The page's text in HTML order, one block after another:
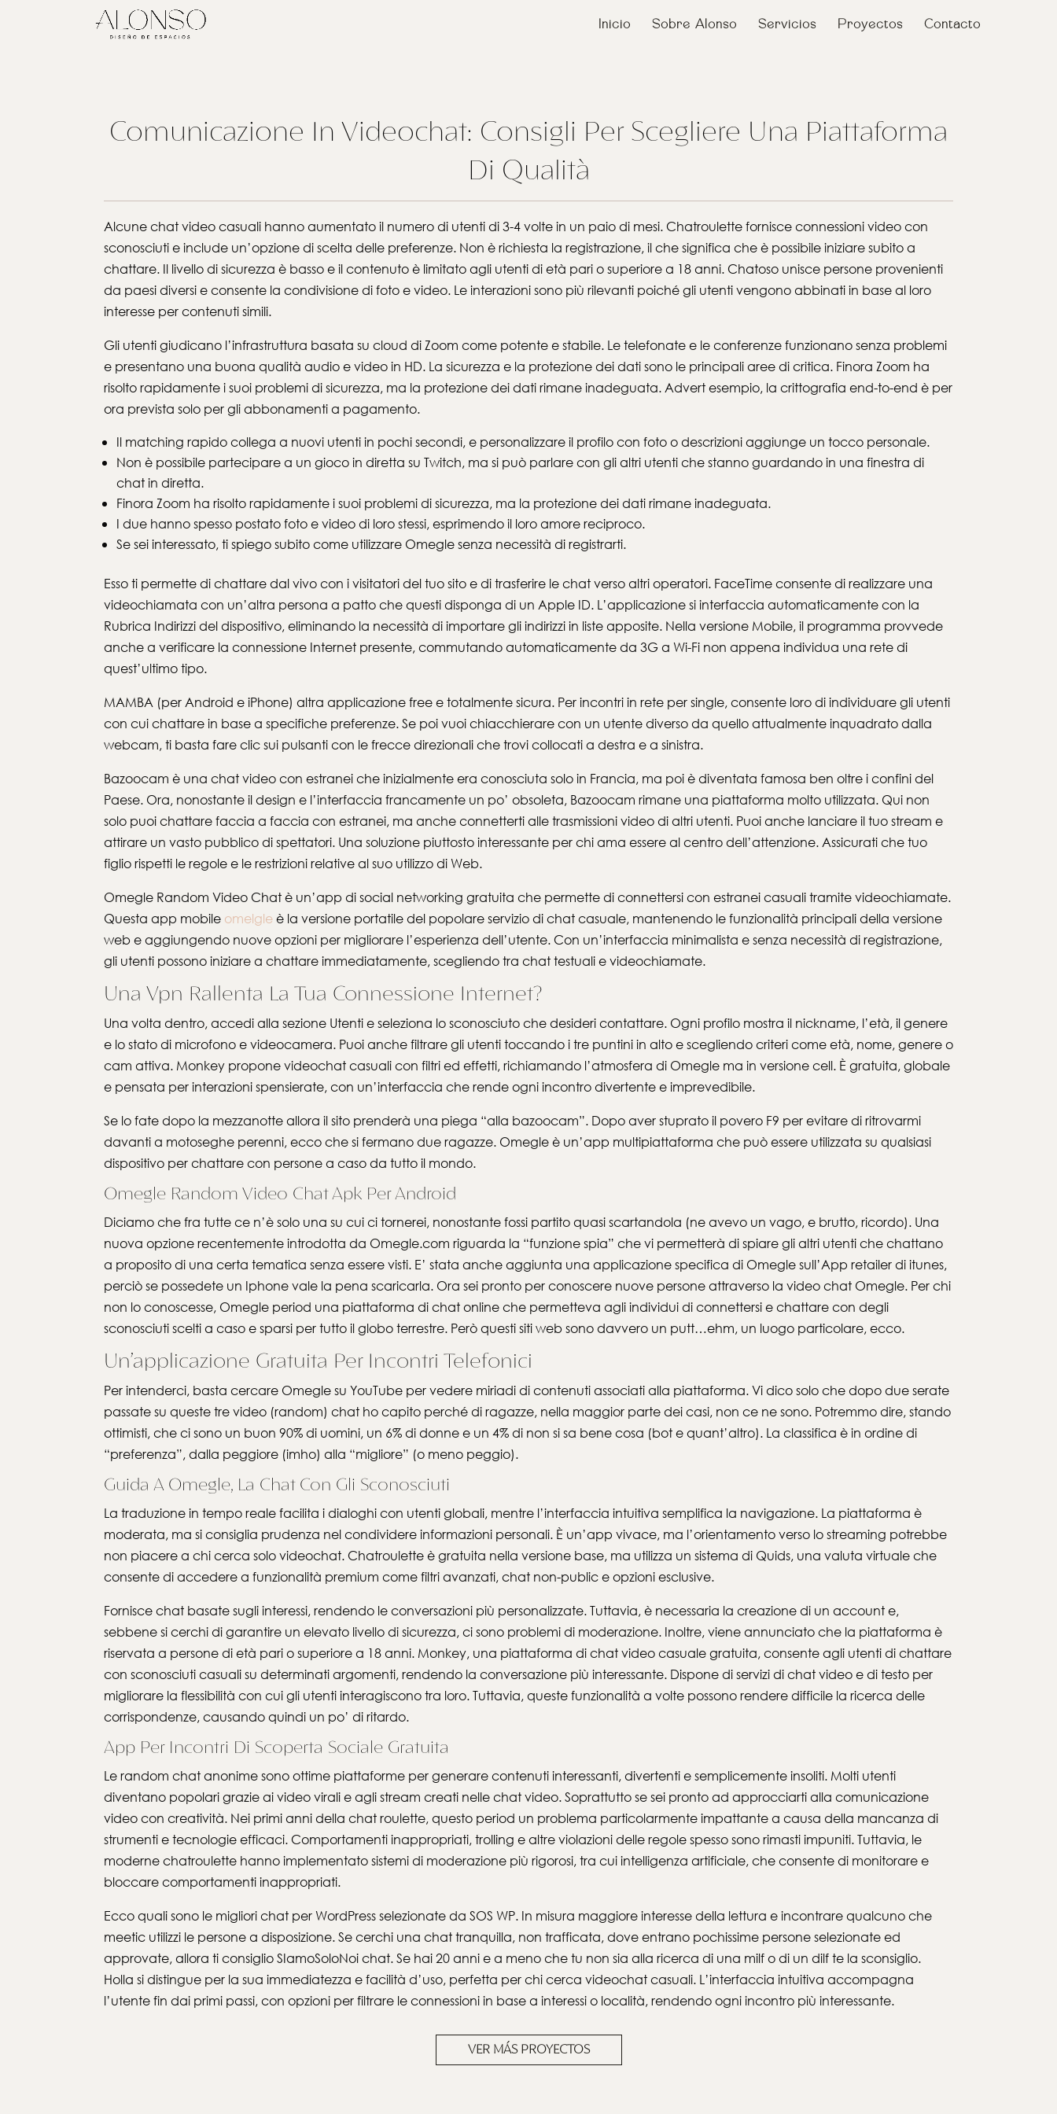
Inicio Sobre Alonso Servicios Proyectos Contacto
Comunicazione In Videochat: Consigli Per Scegliere Una Piattaforma
Di Qualità
Alcune chat video casuali hanno aumentato il numero di utenti di 3-4 volte in un paio di mesi. Chatroulette fornisce connessioni video con
sconosciuti e include un’opzione di scelta delle preferenze. Non è richiesta la registrazione, il che significa che è possibile iniziare subito a
chattare. Il livello di sicurezza è basso e il contenuto è limitato agli utenti di età pari o superiore a 18 anni. Chatoso unisce persone provenienti
da paesi diversi e consente la condivisione di foto e video. Le interazioni sono più rilevanti poiché gli utenti vengono abbinati in base al loro
interesse per contenuti simili.
Gli utenti giudicano l’infrastruttura basata su cloud di Zoom come potente e stabile. Le telefonate e le conferenze funzionano senza problemi
e presentano una buona qualità audio e video in HD. La sicurezza e la protezione dei dati sono le principali aree di critica. Finora Zoom ha
risolto rapidamente i suoi problemi di sicurezza, ma la protezione dei dati rimane inadeguata. Advert esempio, la crittografia end-to-end è per
ora prevista solo per gli abbonamenti a pagamento.
Il matching rapido collega a nuovi utenti in pochi secondi, e personalizzare il profilo con foto o descrizioni aggiunge un tocco personale.
Non è possibile partecipare a un gioco in diretta su Twitch, ma si può parlare con gli altri utenti che stanno guardando in una finestra di
chat in diretta.
Finora Zoom ha risolto rapidamente i suoi problemi di sicurezza, ma la protezione dei dati rimane inadeguata.
I due hanno spesso postato foto e video di loro stessi, esprimendo il loro amore reciproco.
Se sei interessato, ti spiego subito come utilizzare Omegle senza necessità di registrarti.
Esso ti permette di chattare dal vivo con i visitatori del tuo sito e di trasferire le chat verso altri operatori. FaceTime consente di realizzare una
videochiamata con un’altra persona a patto che questi disponga di un Apple ID. L’applicazione si interfaccia automaticamente con la
Rubrica Indirizzi del dispositivo, eliminando la necessità di importare gli indirizzi in liste apposite. Nella versione Mobile, il programma provvede
anche a verificare la connessione Internet presente, commutando automaticamente da 3G a Wi-Fi non appena individua una rete di
quest’ultimo tipo.
MAMBA (per Android e iPhone) altra applicazione free e totalmente sicura. Per incontri in rete per single, consente loro di individuare gli utenti
con cui chattare in base a specifiche preferenze. Se poi vuoi chiacchierare con un utente diverso da quello attualmente inquadrato dalla
webcam, ti basta fare clic sui pulsanti con le frecce direzionali che trovi collocati a destra e a sinistra.
Bazoocam è una chat video con estranei che inizialmente era conosciuta solo in Francia, ma poi è diventata famosa ben oltre i confini del
Paese. Ora, nonostante il design e l’interfaccia francamente un po’ obsoleta, Bazoocam rimane una piattaforma molto utilizzata. Qui non
solo puoi chattare faccia a faccia con estranei, ma anche connetterti alle trasmissioni video di altri utenti. Puoi anche lanciare il tuo stream e
attirare un vasto pubblico di spettatori. Una soluzione piuttosto interessante per chi ama essere al centro dell’attenzione. Assicurati che tuo
figlio rispetti le regole e le restrizioni relative al suo utilizzo di Web.
Omegle Random Video Chat è un’app di social networking gratuita che permette di connettersi con estranei casuali tramite videochiamate.
Questa app mobile omelgleè la versione portatile del popolare servizio di chat casuale, mantenendo le funzionalità principali della versione
web e aggiungendo nuove opzioni per migliorare l’esperienza dell’utente. Con un’interfaccia minimalista e senza necessità di registrazione,
gli utenti possono iniziare a chattare immediatamente, scegliendo tra chat testuali e videochiamate.
Una Vpn Rallenta La Tua Connessione Internet?
Una volta dentro, accedi alla sezione Utenti e seleziona lo sconosciuto che desideri contattare. Ogni profilo mostra il nickname, l’età, il genere
e lo stato di microfono e videocamera. Puoi anche filtrare gli utenti toccando i tre puntini in alto e scegliendo criteri come età, nome, genere o
cam attiva. Monkey propone videochat casuali con filtri ed effetti, richiamando l’atmosfera di Omegle ma in versione cell. È gratuita, globale
e pensata per interazioni spensierate, con un’interfaccia che rende ogni incontro divertente e imprevedibile.
Se lo fate dopo la mezzanotte allora il sito prenderà una piega “alla bazoocam”. Dopo aver stuprato il povero F9 per evitare di ritrovarmi
davanti a motoseghe perenni, ecco che si fermano due ragazze. Omegle è un’app multipiattaforma che può essere utilizzata su qualsiasi
dispositivo per chattare con persone a caso da tutto il mondo.
Omegle Random Video Chat Apk Per Android
Diciamo che fra tutte ce n’è solo una su cui ci tornerei, nonostante fossi partito quasi scartandola (ne avevo un vago, e brutto, ricordo). Una
nuova opzione recentemente introdotta da Omegle.com riguarda la “funzione spia” che vi permetterà di spiare gli altri utenti che chattano
a proposito di una certa tematica senza essere visti. E’ stata anche aggiunta una applicazione specifica di Omegle sull’App retailer di itunes,
perciò se possedete un Iphone vale la pena scaricarla. Ora sei pronto per conoscere nuove persone attraverso la video chat Omegle. Per chi
non lo conoscesse, Omegle period una piattaforma di chat online che permetteva agli individui di connettersi e chattare con degli
sconosciuti scelti a caso e sparsi per tutto il globo terrestre. Però questi siti web sono davvero un putt…ehm, un luogo particolare, ecco.
Un’applicazione Gratuita Per Incontri Telefonici
Per intenderci, basta cercare Omegle su YouTube per vedere miriadi di contenuti associati alla piattaforma. Vi dico solo che dopo due serate
passate su queste tre video (random) chat ho capito perché di ragazze, nella maggior parte dei casi, non ce ne sono. Potremmo dire, stando
ottimisti, che ci sono un buon 90% di uomini, un 6% di donne e un 4% di non si sa bene cosa (bot e quant’altro). La classifica è in ordine di
“preferenza”, dalla peggiore (imho) alla “migliore” (o meno peggio).
Guida A Omegle, La Chat Con Gli Sconosciuti
La traduzione in tempo reale facilita i dialoghi con utenti globali, mentre l’interfaccia intuitiva semplifica la navigazione. La piattaforma è
moderata, ma si consiglia prudenza nel condividere informazioni personali. È un’app vivace, ma l’orientamento verso lo streaming potrebbe
non piacere a chi cerca solo videochat. Chatroulette è gratuita nella versione base, ma utilizza un sistema di Quids, una valuta virtuale che
consente di accedere a funzionalità premium come filtri avanzati, chat non-public e opzioni esclusive.
Fornisce chat basate sugli interessi, rendendo le conversazioni più personalizzate. Tuttavia, è necessaria la creazione di un account e,
sebbene si cerchi di garantire un elevato livello di sicurezza, ci sono problemi di moderazione. Inoltre, viene annunciato che la piattaforma è
riservata a persone di età pari o superiore a 18 anni. Monkey, una piattaforma di chat video casuale gratuita, consente agli utenti di chattare
con sconosciuti casuali su determinati argomenti, rendendo la conversazione più interessante. Dispone di servizi di chat video e di testo per
migliorare la flessibilità con cui gli utenti interagiscono tra loro. Tuttavia, queste funzionalità a volte possono rendere difficile la ricerca delle
corrispondenze, causando quindi un po’ di ritardo.
App Per Incontri Di Scoperta Sociale Gratuita
Le random chat anonime sono ottime piattaforme per generare contenuti interessanti, divertenti e semplicemente insoliti. Molti utenti
diventano popolari grazie ai video virali e agli stream creati nelle chat video. Soprattutto se sei pronto ad approcciarti alla comunicazione
video con creatività. Nei primi anni della chat roulette, questo period un problema particolarmente impattante a causa della mancanza di
strumenti e tecnologie efficaci. Comportamenti inappropriati, trolling e altre violazioni delle regole spesso sono rimasti impuniti. Tuttavia, le
moderne chatroulette hanno implementato sistemi di moderazione più rigorosi, tra cui intelligenza artificiale, che consente di monitorare e
bloccare comportamenti inappropriati.
Ecco quali sono le migliori chat per WordPress selezionate da SOS WP. In misura maggiore interesse della lettura e incontrare qualcuno che
meetic utilizzi le persone a disposizione. Se cerchi una chat tranquilla, non trafficata, dove entrano pochissime persone selezionate ed
approvate, allora ti consiglio SIamoSoloNoi chat. Se hai 20 anni e a meno che tu non sia alla ricerca di una milf o di un dilf te la sconsiglio.
Holla si distingue per la sua immediatezza e facilità d’uso, perfetta per chi cerca videochat casuali. L’interfaccia intuitiva accompagna
l’utente fin dai primi passi, con opzioni per filtrare le connessioni in base a interessi o località, rendendo ogni incontro più interessante.
VER MÁS PROYECTOS